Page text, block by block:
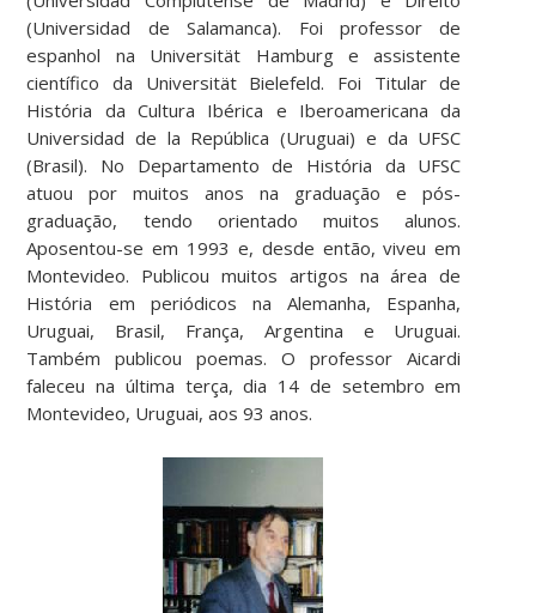
(Universidad de Salamanca). Foi professor de
espanhol na Universität Hamburg e assistente
científico da Universität Bielefeld. Foi Titular de
História da Cultura Ibérica e Iberoamericana da
Universidad de la República (Uruguai) e da UFSC
(Brasil). No Departamento de História da UFSC
atuou por muitos anos na graduação e pós-
graduação, tendo orientado muitos alunos.
Aposentou-se em 1993 e, desde então, viveu em
Montevideo. Publicou muitos artigos na área de
História em periódicos na Alemanha, Espanha,
Uruguai, Brasil, França, Argentina e Uruguai.
Também publicou poemas. O professor Aicardi
faleceu na última terça, dia 14 de setembro em
Montevideo, Uruguai, aos 93 anos.